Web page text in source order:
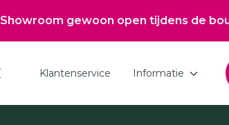
gewoon open tijdens de bouwvak,
Klantenservice Informatie